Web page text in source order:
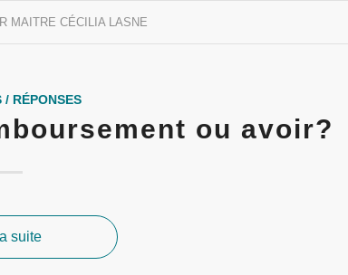
MAITRE CÉCILIA LASNE
/ RÉPONSES
ou avoir?
suite